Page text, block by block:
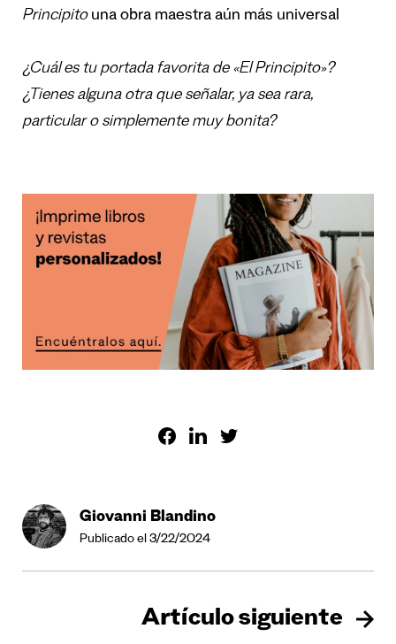
Principitouna obra maestra aún más universal
¿Cuál es tu portada favorita de «El Principito»?
¿Tienes alguna otra que señalar, ya sea rara,
particular o simplemente muy bonita?
Giovanni Blandino
Publicado el 3/22/2024
Artículo siguiente